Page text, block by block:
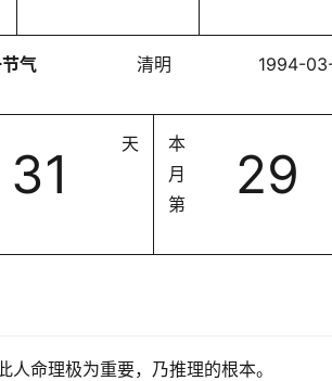
气 清明 1994-
31 天
本
月
第
29
命理极为重要，乃推理的根本。